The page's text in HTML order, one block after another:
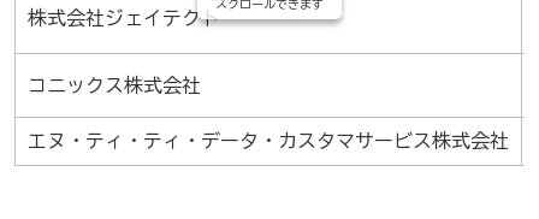
株式会社ジェイテクト
コニックス株式会社
エヌ・ティ・ティ・データ・カスタマサービス株式会社
スクロールできます